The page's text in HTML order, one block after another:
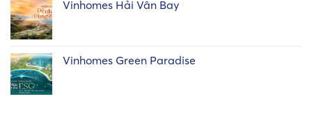
Vinhomes Hải Vân Bay
Vinhomes Green Paradise